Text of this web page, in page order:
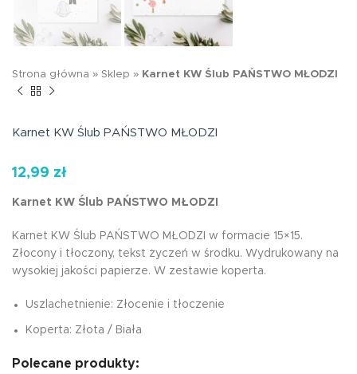
Strona główna » Sklep » Karnet KW Ślub PAŃSTWO MŁODZI
Karnet KW Ślub PAŃSTWO MŁODZI
12,99 zł
Karnet KW Ślub PAŃSTWO MŁODZI
Karnet KW Ślub PAŃSTWO MŁODZI w formacie 15×15.
Złocony i tłoczony, tekst życzeń w środku. Wydrukowany na
wysokiej jakości papierze. W zestawie koperta.
Uszlachetnienie: Złocenie i tłoczenie
Koperta: Złota / Biała
Polecane produkty: